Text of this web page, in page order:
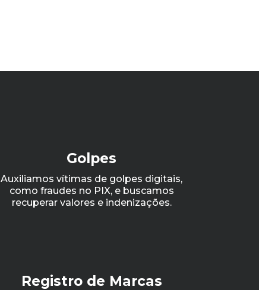
Golpes
Auxiliamos vítimas de golpes digitais,
como fraudes no PIX, e buscamos
recuperar valores e indenizações.
Registro de Marcas